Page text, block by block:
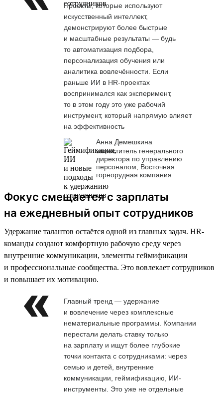
Проекты, которые используют
искусственный интеллект,
демонстрируют более быстрые
и масштабные результаты — будь
то автоматизация подбора,
персонализация обучения или
аналитика вовлечённости. Если
раньше ИИ в HR-проектах
воспринимался как эксперимент,
то в этом году это уже рабочий
инструмент, который напрямую влияет
на эффективность
Анна Демешкина
заместитель генерального
директора по управлению
персоналом, Восточная
горнорудная компания
Фокус смещается с зарплаты
на ежедневный опыт сотрудников
Удержание талантов остаётся одной из главных задач. HR-
команды создают комфортную рабочую среду через
внутренние коммуникации, элементы геймификации
и профессиональные сообщества. Это вовлекает сотрудников
и повышает их мотивацию.
Главный тренд — удержание
и вовлечение через комплексные
нематериальные программы. Компании
перестали делать ставку только
на зарплату и ищут более глубокие
точки контакта с сотрудниками: через
семью и детей, внутренние
коммуникации, геймификацию, ИИ-
инструменты. Это уже не отдельные